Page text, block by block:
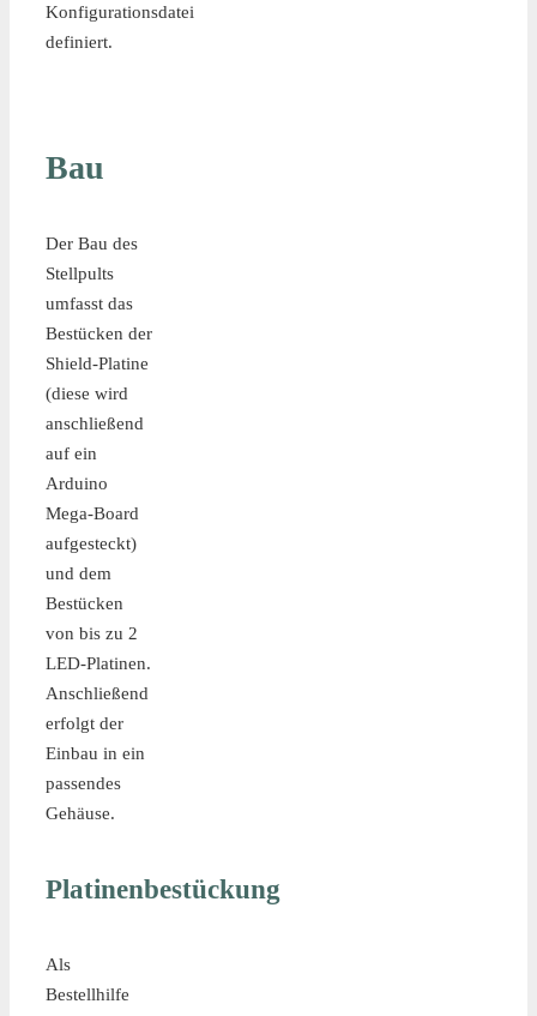
Konfigurationsdatei
definiert.
Bau
Der Bau des
Stellpults
umfasst das
Bestücken der
Shield-Platine
(diese wird
anschließend
auf ein
Arduino
Mega-Board
aufgesteckt)
und dem
Bestücken
von bis zu 2
LED-Platinen.
Anschließend
erfolgt der
Einbau in ein
passendes
Gehäuse.
Platinenbestückung
Als
Bestellhilfe